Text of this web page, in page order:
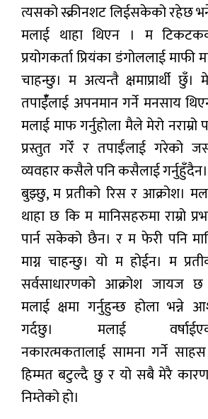
त्यसको स्क्रीनशट लिईसकेको रहेछ
मलाई थाहा थिएन । म
प्रयोगकर्ता प्रियंका डंगोललाई माफी
चाहन्छु। म अत्यन्तै क्षमाप्रार्थी छुँ।
तपाईंँलाई अपनमान गर्ने मनसाय
मलाई माफ गर्नुहोला मैले मेरो नराम्रो
प्रस्तुत गरेँ र तपाईँलाई गरेको
व्यवहार कसैले पनि कसैलाई
बुझ्छु, म प्रतीको रिस र आक्रोश।
थाहा छ कि म मानिसहरुमा राम्रो
पार्न सकेको छैन। र म फेरी पनि
माग्न चाहन्छु। यो म होईन। म
सर्वसाधारणको आक्रोश जायज
मलाई क्षमा गर्नुहुन्छ होला भन्ने
गर्दछु। मलाई
नकारत्मकतालाई सामना गर्ने
हिम्मत बटुल्दै छु र यो सबै मेरै
निम्तेको हो।